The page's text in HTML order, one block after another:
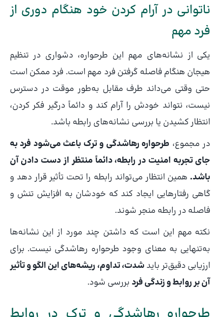
ناتوانی در آرام کردن خود هنگام دوری از
فرد مهم
یکی از نشانه‌های مهم این طرحواره، دشواری در تنظیم
هیجان هنگام فاصله گرفتن فرد مهم است. فرد ممکن است
حتی وقتی می‌داند طرف مقابل به‌طور موقت در دسترس
نیست، نتواند خودش را آرام کند و دائماً درگیر فکر کردن،
انتظار کشیدن یا بررسی نشانه‌های رابطه باشد.
در مجموع، طرحواره رهاشدگی و ترک باعث می‌شود فرد به
جای تجربه امنیت در رابطه، دائماً منتظر از دست دادن آن
باشد. همین انتظار می‌تواند رابطه را تحت تأثیر قرار دهد و
گاهی رفتارهایی ایجاد کند که خودشان به افزایش تنش و
فاصله در رابطه منجر شوند.
نکته مهم این است که داشتن چند مورد از این نشانه‌ها
به‌تنهایی به معنای وجود طرحواره رهاشدگی نیست. برای
ارزیابی دقیق‌تر بایدشدت، تداوم، ریشه‌های این الگو و تأثیر
آن بر روابط و زندگی فرد بررسی شود.